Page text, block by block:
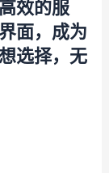
效的服
面，成为
选择，无